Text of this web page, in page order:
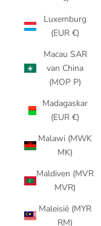
Luxemburg
(EUR €)
Macau SAR
van China
(MOP P)
Madagaskar
(EUR €)
Malawi (MWK
MK)
Maldiven (MVR
MVR)
Maleisië (MYR
RM)